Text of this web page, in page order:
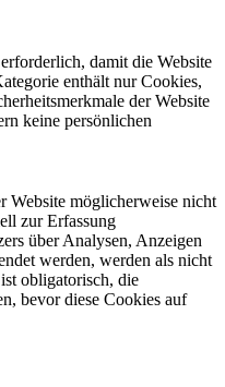
damit die Website
enthält nur Cookies,
der Website
keine persönlichen
Website möglicherweise nicht
zur Erfassung
über Analysen, Anzeigen
werden, werden als nicht
obligatorisch, die
bevor diese Cookies auf